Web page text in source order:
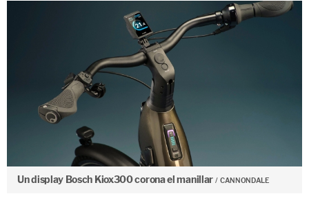
Un display Bosch Kiox300 corona el manillar CANNONDALE